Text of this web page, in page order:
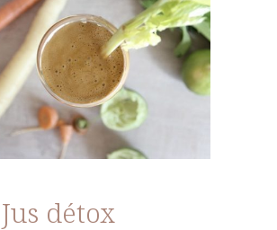
Jus détox